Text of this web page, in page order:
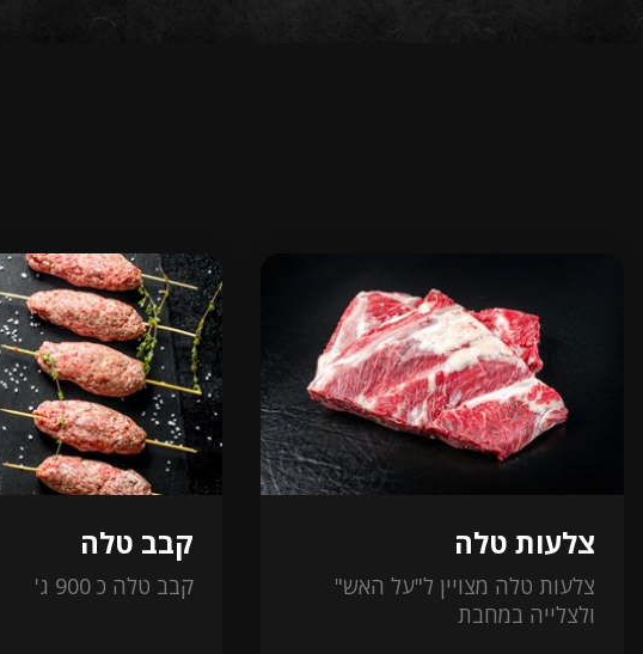
צלעות טלה
צלעות טלה מצויין ל"על האש"
ולצלייה במחבת
קבב טלה
קבב טלה כ 900 ג'